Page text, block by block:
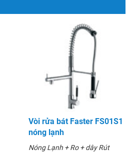
Vòi rửa bát Faster FS01S1
nóng lạnh
Nóng Lạnh + Ro + dây Rút